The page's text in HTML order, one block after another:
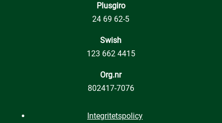
Plusgiro
24 69 62-5
Swish
123 662 4415
Org.nr
802417-7076
Integritetspolicy